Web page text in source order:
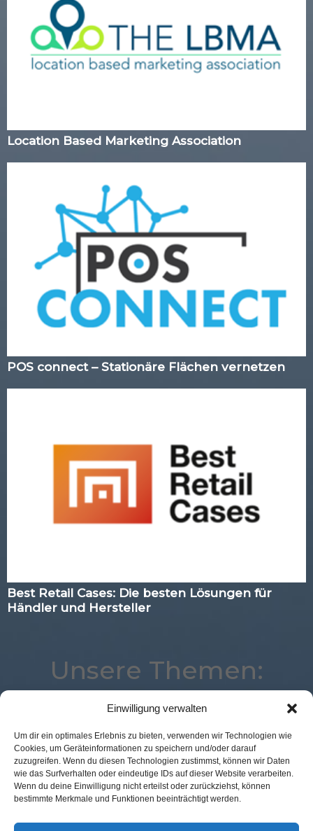
Einwilligung verwalten
Um dir ein optimales Erlebnis zu bieten, verwenden wir Technologien wie
Cookies, um Geräteinformationen zu speichern und/oder darauf
zuzugreifen. Wenn du diesen Technologien zustimmst, können wir Daten
wie das Surfverhalten oder eindeutige IDs auf dieser Website verarbeiten.
Wenn du deine Einwilligung nicht erteilst oder zurückziehst, können
bestimmte Merkmale und Funktionen beeinträchtigt werden.
Location Based Marketing Association
POS connect – Stationäre Flächen vernetzen
Best Retail Cases: Die besten Lösungen für
Händler und Hersteller
Unsere Themen:
Best Retail Cases eCommerce
Analytics
Commerce
Location Digital
Studie
Advertising
Marketing Loyalty
Payment
Künstliche Intelligenz
Corona
Logistik